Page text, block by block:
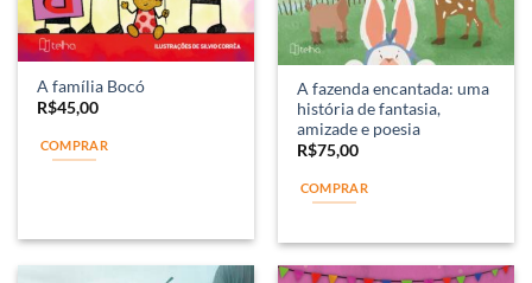
A família Bocó
R$45,00
COMPRAR
A fazenda encantada: uma
história de fantasia,
amizade e poesia
R$75,00
COMPRAR